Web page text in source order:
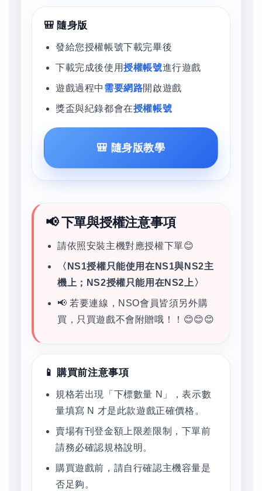
🎒 隨身版
發給您授權帳號下載完畢後
下載完成後使用授權帳號進行遊戲
遊戲過程中 需要網路開啟遊戲
獎盃與紀錄都會在授權帳號
🎒 隨身版教學
📢 下單與授權注意事項
請依照安裝主機對應授權下單😊
〈NS1授權只能使用在NS1與NS2主
機上；NS2授權只能用在NS2上〉
📢 若要連線，NSO會員皆須另外購
買，只買遊戲不會附贈哦！！😊😊😊
📱 購買前注意事項
規格若出現「下標數量 N」，表示數
量填寫 N 才是此款遊戲正確價格。
賣場有刊登金額上限差限制，下單前
請務必確認規格說明。
購買遊戲前，請自行確認主機容量是
否足夠。